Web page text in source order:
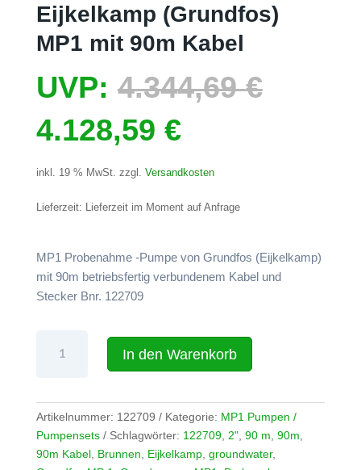
Eijkelkamp (Grundfos)
MP1 mit 90m Kabel
UVP: 4.344,69€
4.128,59 €Aktueller
Preis
ist:
4.128,59 €.
inkl. 19 % MwSt. zzgl. Versandkosten
Lieferzeit: Lieferzeit im Moment auf Anfrage
MP1 Probenahme -Pumpe von Grundfos (Eijkelkamp)
mit 90m betriebsfertig verbundenem Kabel und
Stecker Bnr. 122709
Probenahme
Eijkelkamp
(Grundfos)
MP1
In den Warenkorb
Artikelnummer: 122709 Kategorie: MP1 Pumpen /
Pumpensets
Schlagwörter: 122709, 2", 90 m, 90m,
90m Kabel, Brunnen, Eijkelkamp, groundwater,